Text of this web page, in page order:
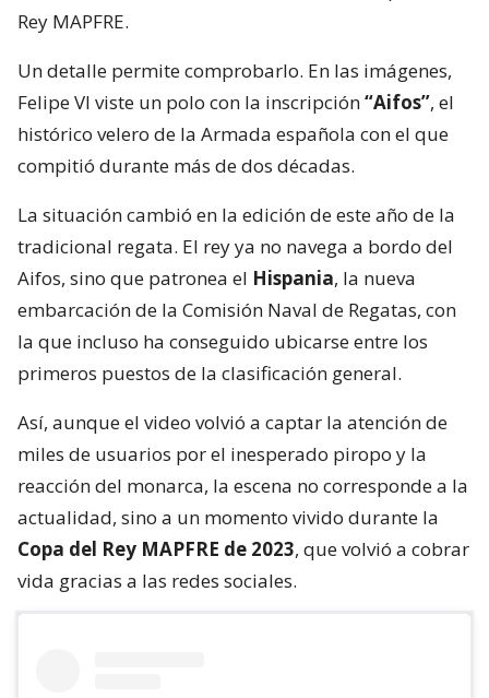
Rey MAPFRE.
Un detalle permite comprobarlo. En las imágenes,
Felipe VI viste un polo con la inscripción“Aifos”, el
histórico velero de la Armada española con el que
compitió durante más de dos décadas.
La situación cambió en la edición de este año de la
tradicional regata. El rey ya no navega a bordo del
Aifos, sino que patronea el Hispania, la nueva
embarcación de la Comisión Naval de Regatas, con
la que incluso ha conseguido ubicarse entre los
primeros puestos de la clasificación general.
Así, aunque el video volvió a captar la atención de
miles de usuarios por el inesperado piropo y la
reacción del monarca, la escena no corresponde a la
actualidad, sino a un momento vivido durante la
Copa del Rey MAPFRE de 2023, que volvió a cobrar
vida gracias a las redes sociales.